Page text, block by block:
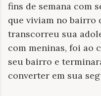
fins de semana com
que viviam no bairro
transcorreu sua
com meninas, foi ao
seu bairro e
converter em sua